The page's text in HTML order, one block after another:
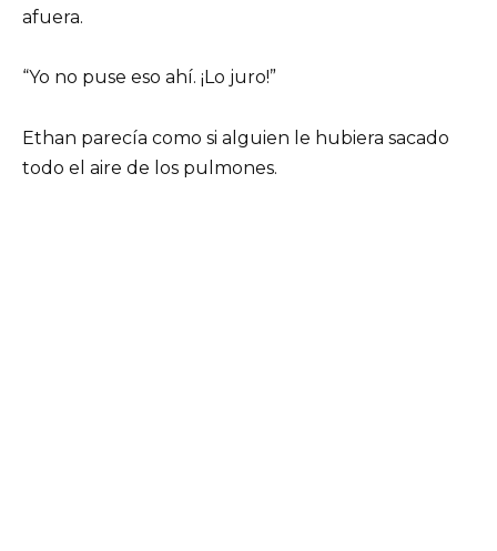
afuera.
“Yo no puse eso ahí. ¡Lo juro!”
Ethan parecía como si alguien le hubiera sacado
todo el aire de los pulmones.